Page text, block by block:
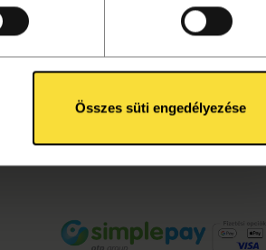
Összes süti engedélyezése